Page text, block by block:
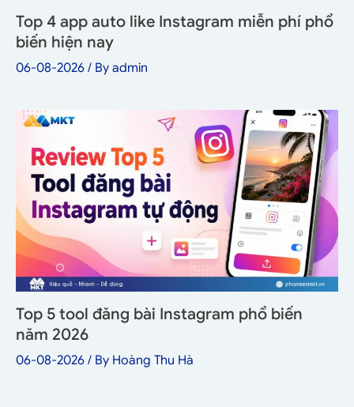
Top 4 app auto like Instagram miễn phí phổ
biến hiện nay
06-08-2026 / By admin
Top 5 tool đăng bài Instagram phổ biến
năm 2026
06-08-2026 / By Hoàng Thu Hà